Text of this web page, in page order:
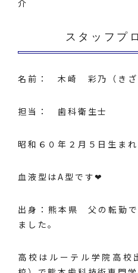
介
スタッフプ
名前： 木崎 彩乃（きざ
担当： 歯科衛生士
昭和６０年２月５日生ま
血液型はA型です❤
出身：熊本県 父の転勤
ました。
高校はルーテル学院高